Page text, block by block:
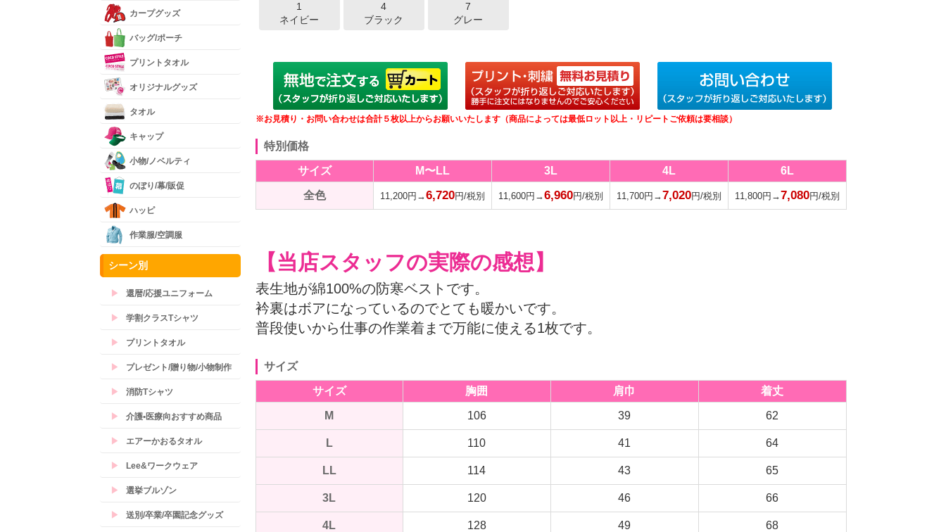
1
ネイビー
4
ブラック
7
グレー
※お見積り・お問い合わせは合計５枚以上からお願いいたします（商品によっては最低ロット以上・リピートご依頼は要相談）
特別価格
サイズ M〜LL 3L 4L 6L
全色 11,200円→6,720円/税別 11,600円→6,960円/税別 11,700円→7,020円/税別 11,800円→7,080円/税別
【当店スタッフの実際の感想】
表生地が綿100%の防寒ベストです。
衿裏はボアになっているのでとても暖かいです。
普段使いから仕事の作業着まで万能に使える1枚です。
サイズ
サイズ 胸囲 肩巾 着丈
M 106 39 62
L 110 41 64
LL 114 43 65
3L 120 46 66
4L 128 49 68
カープグッズ
バッグ/ポーチ
プリントタオル
オリジナルグッズ
タオル
キャップ
小物/ノベルティ
のぼり/幕/販促
ハッピ
作業服/空調服
シーン別
▶ 還暦/応援ユニフォーム
▶ 学割クラスTシャツ
▶ プリントタオル
▶ プレゼント/贈り物/小物制作
▶ 消防Tシャツ
▶ 介護•医療向おすすめ商品
▶ エアーかおるタオル
▶ Lee&ワークウェア
▶ 選挙ブルゾン
▶ 送別/卒業/卒園記念グッズ